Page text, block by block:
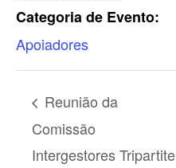
Categoria de Evento:
Apoiadores
Reunião da
Comissão
Intergestores Tripartite